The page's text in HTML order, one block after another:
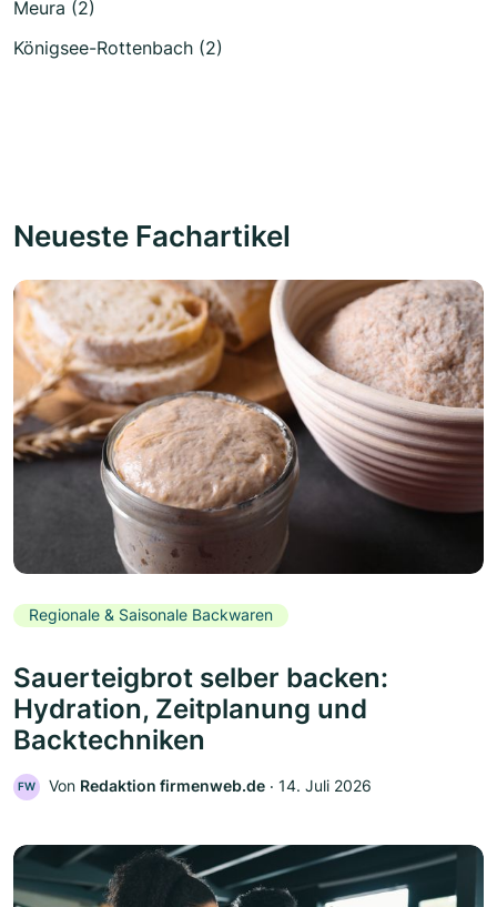
Meura (2)
Königsee-Rottenbach (2)
Neueste Fachartikel
Regionale & Saisonale Backwaren
Sauerteigbrot selber backen:
Hydration, Zeitplanung und
Backtechniken
FW Von Redaktion firmenweb.de ‧ 14. Juli 2026